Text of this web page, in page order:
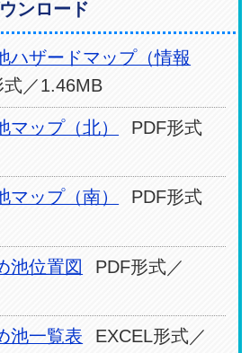
ンロード
ハザードマップ（情報
式／1.46MB
マップ（北）
PDF形式
マップ（南）
PDF形式
池位置図
PDF形式／
池一覧表
EXCEL形式／